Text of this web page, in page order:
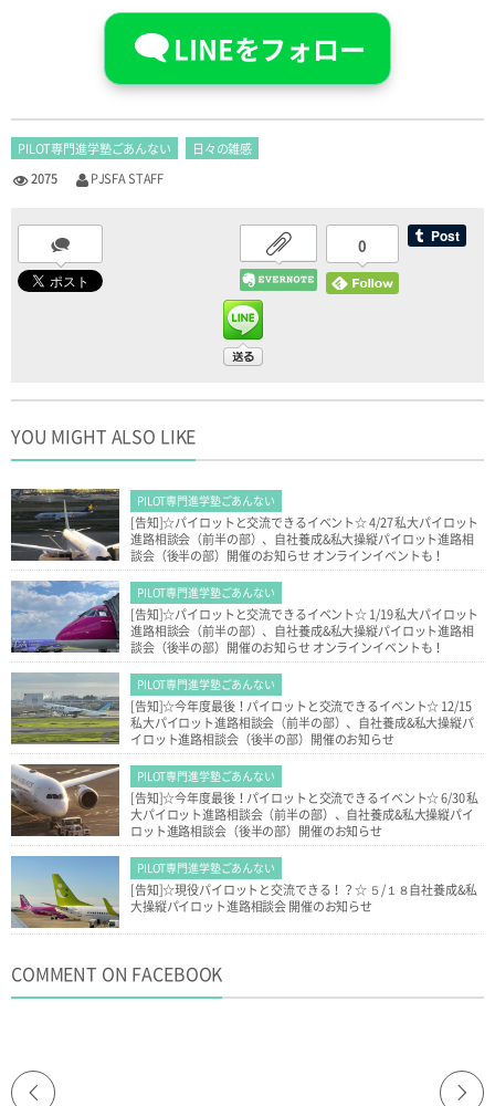
LINEをフォロー
PILOT専門進学塾ごあんない
日々の雑感
2075
PJSFA STAFF
0
YOU MIGHT ALSO LIKE
PILOT専門進学塾ごあんない
[告知]☆パイロットと交流できるイベント☆ 4/27 私大パイロット
進路相談会（前半の部）、自社養成&私大操縦パイロット進路相
談会（後半の部）開催のお知らせ オンラインイベントも！
PILOT専門進学塾ごあんない
[告知]☆パイロットと交流できるイベント☆ 1/19 私大パイロット
進路相談会（前半の部）、自社養成&私大操縦パイロット進路相
談会（後半の部）開催のお知らせ オンラインイベントも！
PILOT専門進学塾ごあんない
[告知]☆今年度最後！パイロットと交流できるイベント☆ 12/15
私大パイロット進路相談会（前半の部）、自社養成&私大操縦パ
イロット進路相談会（後半の部）開催のお知らせ
PILOT専門進学塾ごあんない
[告知]☆今年度最後！パイロットと交流できるイベント☆ 6/30 私
大パイロット進路相談会（前半の部）、自社養成&私大操縦パイ
ロット進路相談会（後半の部）開催のお知らせ
PILOT専門進学塾ごあんない
[告知]☆現役パイロットと交流できる！？☆ ５/１８自社養成&私
大操縦パイロット進路相談会 開催のお知らせ
COMMENT ON FACEBOOK